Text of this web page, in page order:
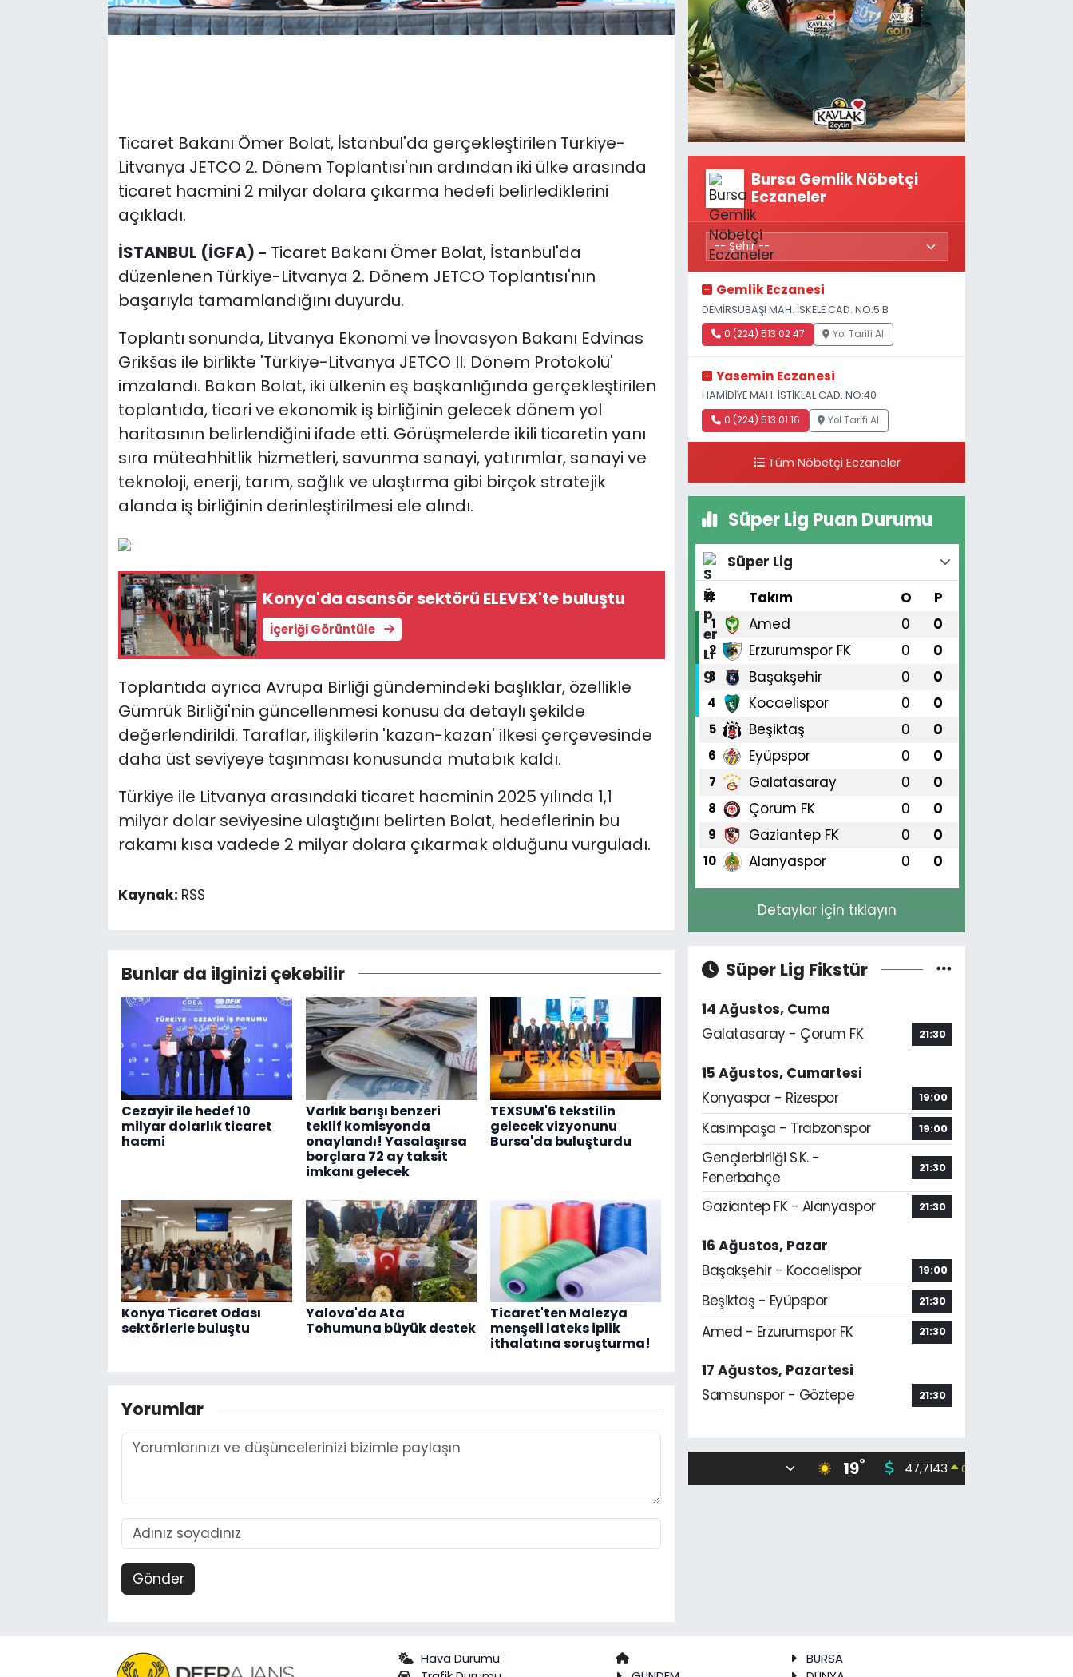
Ticaret Bakanı Ömer Bolat, İstanbul'da gerçekleştirilen Türkiye-
Litvanya JETCO 2. Dönem Toplantısı'nın ardından iki ülke arasında
ticaret hacmini 2 milyar dolara çıkarma hedefi belirlediklerini
açıkladı.
İSTANBUL (İGFA) - Ticaret Bakanı Ömer Bolat, İstanbul'da
düzenlenen Türkiye-Litvanya 2. Dönem JETCO Toplantısı'nın
başarıyla tamamlandığını duyurdu.
Toplantı sonunda, Litvanya Ekonomi ve İnovasyon Bakanı Edvinas
Grikšas ile birlikte 'Türkiye-Litvanya JETCO II. Dönem Protokolü'
imzalandı. Bakan Bolat, iki ülkenin eş başkanlığında gerçekleştirilen
toplantıda, ticari ve ekonomik iş birliğinin gelecek dönem yol
haritasının belirlendiğini ifade etti. Görüşmelerde ikili ticaretin yanı
sıra müteahhitlik hizmetleri, savunma sanayi, yatırımlar, sanayi ve
teknoloji, enerji, tarım, sağlık ve ulaştırma gibi birçok stratejik
alanda iş birliğinin derinleştirilmesi ele alındı.
Konya'da asansör sektörü ELEVEX'te buluştu
İçeriği Görüntüle
Toplantıda ayrıca Avrupa Birliği gündemindeki başlıklar, özellikle
Gümrük Birliği'nin güncellenmesi konusu da detaylı şekilde
değerlendirildi. Taraflar, ilişkilerin 'kazan-kazan' ilkesi çerçevesinde
daha üst seviyeye taşınması konusunda mutabık kaldı.
Türkiye ile Litvanya arasındaki ticaret hacminin 2025 yılında 1,1
milyar dolar seviyesine ulaştığını belirten Bolat, hedeflerinin bu
rakamı kısa vadede 2 milyar dolara çıkarmak olduğunu vurguladı.
Kaynak: RSS
Bunlar da ilginizi çekebilir
Cezayir ile hedef 10
milyar dolarlık ticaret
hacmi
Varlık barışı benzeri
teklif komisyonda
onaylandı! Yasalaşırsa
borçlara 72 ay taksit
imkanı gelecek
TEXSUM'6 tekstilin
gelecek vizyonunu
Bursa'da buluşturdu
Konya Ticaret Odası
sektörlerle buluştu
Yalova'da Ata
Tohumuna büyük destek
Ticaret'ten Malezya
menşeli lateks iplik
ithalatına soruşturma!
Yorumlar
Gönder
Bursa Gemlik Nöbetçi
Eczaneler
Gemlik Eczanesi
DEMİRSUBAŞI MAH. İSKELE CAD. NO:5 B
0 (224) 513 02 47 Yol Tarifi Al
Yasemin Eczanesi
HAMİDİYE MAH. İSTİKLAL CAD. NO:40
0 (224) 513 01 16 Yol Tarifi Al
Tüm Nöbetçi Eczaneler
Süper Lig Puan Durumu
Süper Lig
#
Takım O P
1 Amed 0 0
2 Erzurumspor FK 0 0
3 Başakşehir 0 0
4 Kocaelispor 0 0
5 Beşiktaş 0 0
6 Eyüpspor 0 0
7 Galatasaray 0 0
8 Çorum FK 0 0
9 Gaziantep FK 0 0
10 Alanyaspor 0 0
Detaylar için tıklayın
Süper Lig Fikstür
14 Ağustos, Cuma
Galatasaray - Çorum FK
21:30
15 Ağustos, Cumartesi
Konyaspor - Rizespor
19:00
Kasımpaşa - Trabzonspor 19:00
Gençlerbirliği S.K. -
Fenerbahçe
21:30
Gaziantep FK - Alanyaspor 21:30
16 Ağustos, Pazar
Başakşehir - Kocaelispor
19:00
Beşiktaş - Eyüpspor 21:30
Amed - Erzurumspor FK 21:30
17 Ağustos, Pazartesi
Samsunspor - Göztepe
21:30
19° 47,7143 0.16
Hava Durumu
BURSA